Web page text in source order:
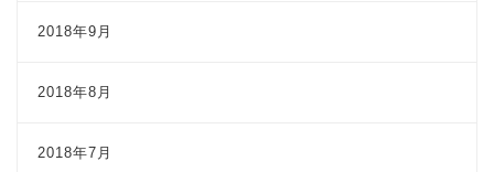
2018年9月
2018年8月
2018年7月